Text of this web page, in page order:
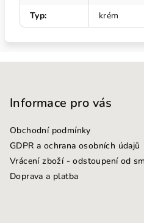
Typ: krém
Informace pro vás
Obchodní podmínky
GDPR a ochrana osobních údajů
Vrácení zboží - odstoupení od
Doprava a platba